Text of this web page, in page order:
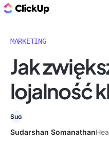
MARKETING
Jak
lojalność
Sudarshan Somanathan